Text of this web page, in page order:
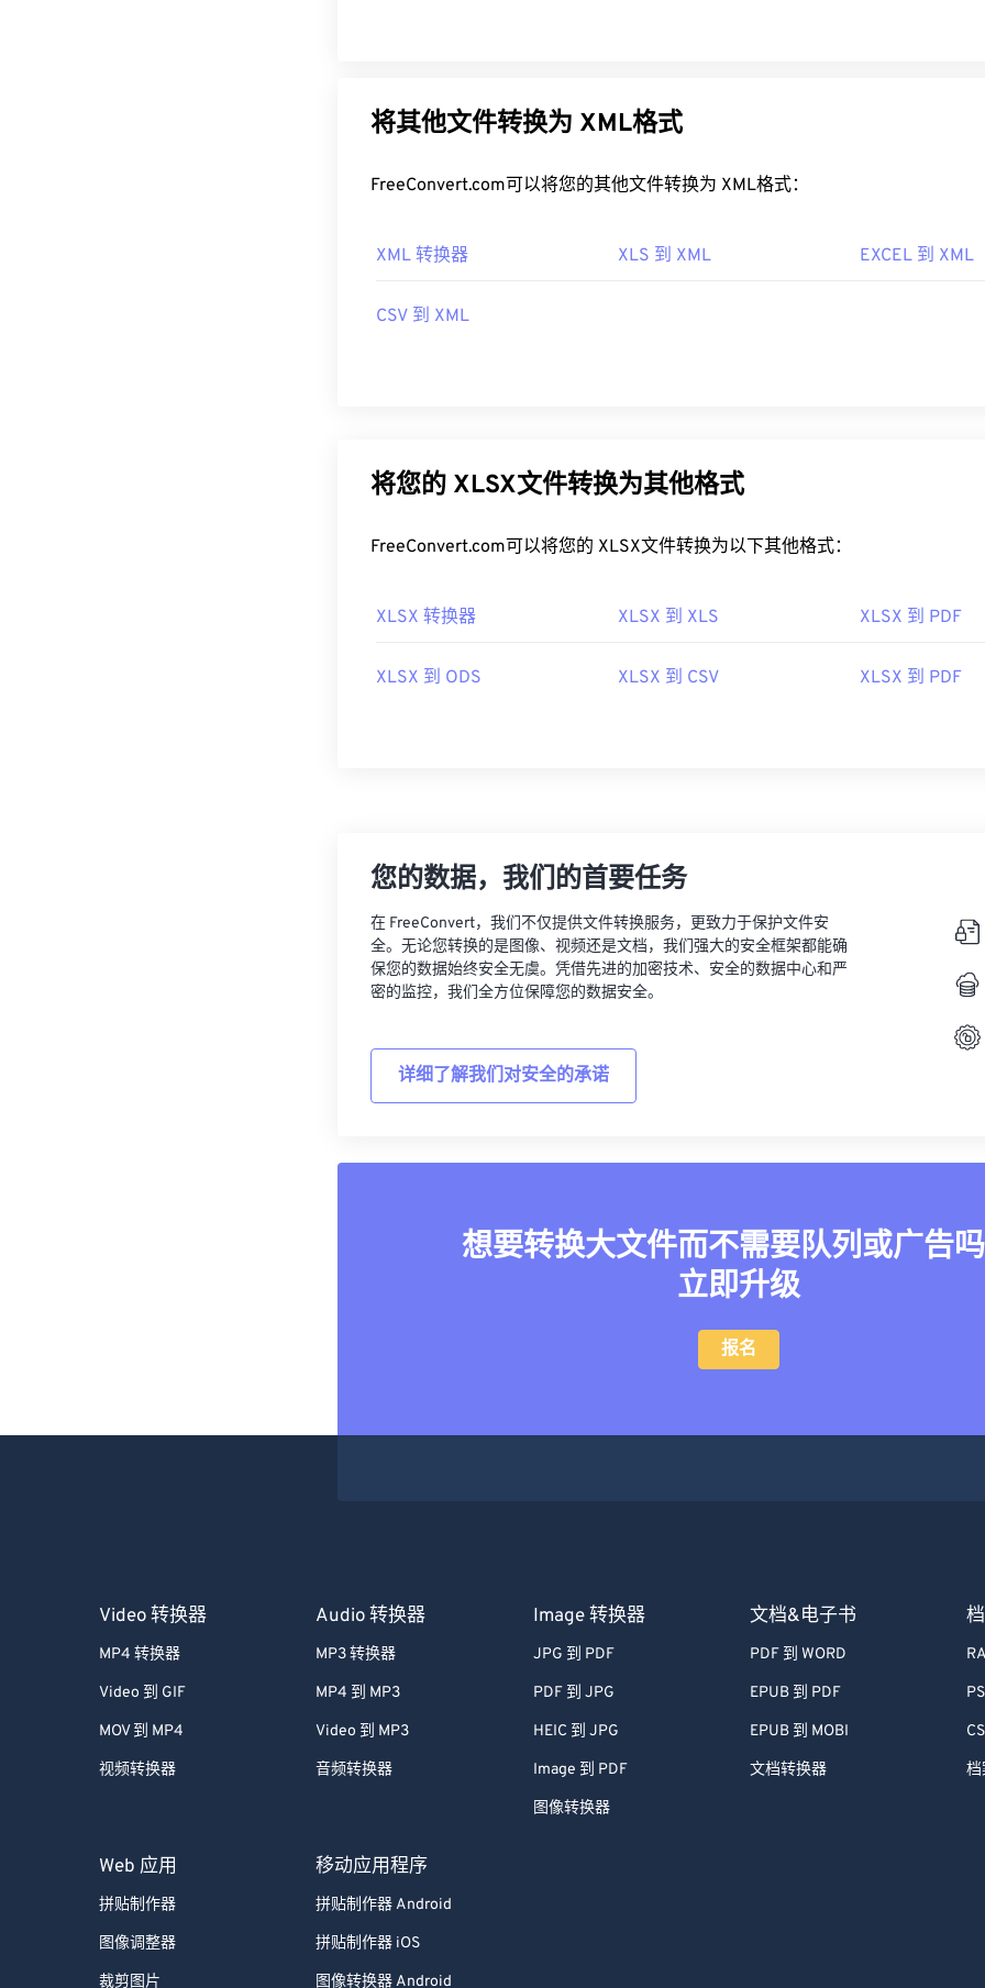
将其他文件转换为 XML格式
FreeConvert.com可以将您的其他文件转换为 XML格式：
XML 转换器 XLS 到 XML EXCEL 到 XML
CSV 到 XML
将您的 XLSX文件转换为其他格式
FreeConvert.com可以将您的 XLSX文件转换为以下其他格式：
XLSX 转换器 XLSX 到 XLS XLSX 到 PDF
XLSX 到 ODS XLSX 到 CSV XLSX 到 PDF
您的数据，我们的首要任务
在 FreeConvert，我们不仅提供文件转换服务，更致力于保护文件安
全。无论您转换的是图像、视频还是文档，我们强大的安全框架都能确
保您的数据始终安全无虞。凭借先进的加密技术、安全的数据中心和严
密的监控，我们全方位保障您的数据安全。
详细了解我们对安全的承诺
想要转换大文件而不需要队列或广告吗
立即升级
报名
Video 转换器
MP4 转换器
Video 到 GIF
MOV 到 MP4
视频转换器
Audio 转换器
MP3 转换器
MP4 到 MP3
Video 到 MP3
音频转换器
Image 转换器
JPG 到 PDF
PDF 到 JPG
HEIC 到 JPG
Image 到 PDF
图像转换器
文档&电子书
PDF 到 WORD
EPUB 到 PDF
EPUB 到 MOBI
文档转换器 档
Web 应用
拼贴制作器
图像调整器
裁剪图片
移动应用程序
拼贴制作器 Android
拼贴制作器 iOS
图像转换器 Android